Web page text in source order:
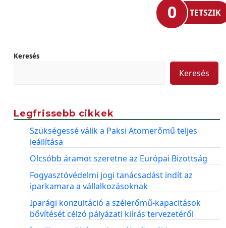
0 TETSZIK
Keresés
Keresés
Legfrissebb cikkek
Szükségessé válik a Paksi Atomerőmű teljes
leállítása
Olcsóbb áramot szeretne az Európai Bizottság
Fogyasztóvédelmi jogi tanácsadást indít az
iparkamara a vállalkozásoknak
Iparági konzultáció a szélerőmű-kapacitások
bővítését célzó pályázati kiírás tervezetéről